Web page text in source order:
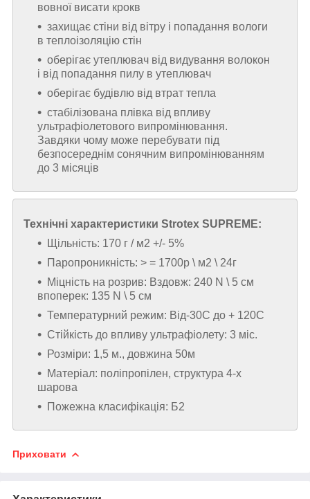
вовної висати крокв
захищає стіни від вітру і попадання вологи
в теплоізоляцію стін
оберігає утеплювач від видування волокон
і від попадання пилу в утеплювач
оберігає будівлю від втрат тепла
стабілізована плівка від впливу
ультрафіолетового випромінювання.
Завдяки чому може перебувати під
безпосереднім сонячним випромінюванням
до 3 місяців
Технічні характеристики Strotex SUPREME:
Щільність: 170 г / м2 +/- 5%
Паропроникність: > = 1700р \ м2 \ 24г
Міцність на розрив: Вздовж: 240 N \ 5 см
впоперек: 135 N \ 5 см
Температурний режим: Від-30С до + 120С
Стійкість до впливу ультрафіолету: 3 міс.
Розміри: 1,5 м., довжина 50м
Матеріал: поліпропілен, структура 4-х
шарова
Пожежна класифікація: Б2
Приховати